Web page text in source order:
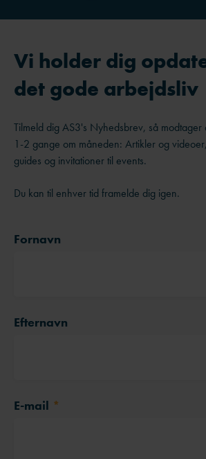
Vi holder dig
det gode arbejdsliv
Tilmeld dig AS3's Nyhedsbrev, så modtager
1-2 gange om måneden: Artikler og
guides og invitationer til events.
Du kan til enhver tid framelde dig igen.
Fornavn
Efternavn
E-mail *